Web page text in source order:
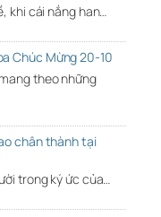
khi cái nắng han…
Chúc Mừng 20-10
theo những
chân thành tại
trong ký ức của…